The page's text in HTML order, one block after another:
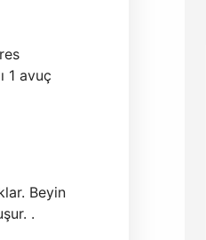
1 avuç
Beyin
.